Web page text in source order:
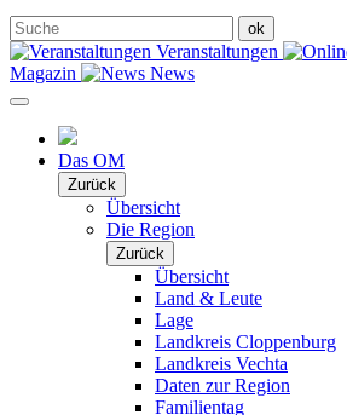
Veranstaltungen
Magazin
News
Das OM
Zurück
Übersicht
Die Region
Zurück
Übersicht
Land & Leute
Lage
Landkreis Cloppenburg
Landkreis Vechta
Daten zur Region
Familientag